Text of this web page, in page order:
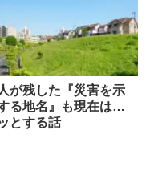
が残した『災害を示
る地名』も現在は…
とする話